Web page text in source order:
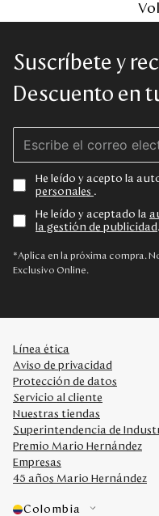
Suscríbete y
Descuento en
He leído y acepto la
personales .
He leído y aceptado la
la gestión de publicidad .
*Aplica en la próxima compra.
Exclusivo Online.
Línea ética
Aviso de privacidad
Protección de datos
Servicio al cliente
Nuestras tiendas
Superintendencia de
Premio Mario Hernández
Empresas
45 años Mario Hernández
Colombia